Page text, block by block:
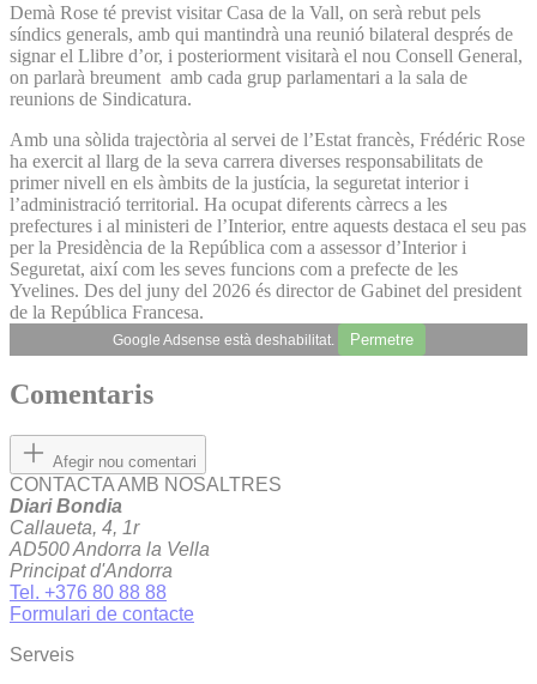
Demà Rose té previst visitar Casa de la Vall, on serà rebut pels
síndics generals, amb qui mantindrà una reunió bilateral després de
signar el Llibre d’or, i posteriorment visitarà el nou Consell General,
on parlarà breument amb cada grup parlamentari a la sala de
reunions de Sindicatura.
Amb una sòlida trajectòria al servei de l’Estat francès, Frédéric Rose
ha exercit al llarg de la seva carrera diverses responsabilitats de
primer nivell en els àmbits de la justícia, la seguretat interior i
l’administració territorial. Ha ocupat diferents càrrecs a les
prefectures i al ministeri de l’Interior, entre aquests destaca el seu pas
per la Presidència de la República com a assessor d’Interior i
Seguretat, així com les seves funcions com a prefecte de les
Yvelines. Des del juny del 2026 és director de Gabinet del president
de la República Francesa.
Google Adsense està deshabilitat. Permetre
Comentaris
Afegir nou comentari
CONTACTA AMB NOSALTRES
Diari Bondia
Callaueta, 4, 1r
AD500 Andorra la Vella
Principat d'Andorra
Tel. +376 80 88 88
Formulari de contacte
Serveis